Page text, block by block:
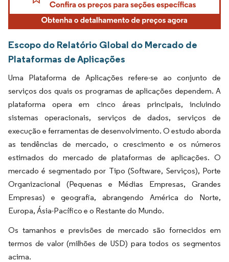
Escopo do Relatório Global do Mercado de
Plataformas de Aplicações
Uma Plataforma de Aplicações refere-se ao conjunto de
serviços dos quais os programas de aplicações dependem. A
plataforma opera em cinco áreas principais, incluindo
sistemas operacionais, serviços de dados, serviços de
execução e ferramentas de desenvolvimento. O estudo aborda
as tendências de mercado, o crescimento e os números
estimados do mercado de plataformas de aplicações. O
mercado é segmentado por Tipo (Software, Serviços), Porte
Organizacional (Pequenas e Médias Empresas, Grandes
Empresas) e geografia, abrangendo América do Norte,
Europa, Ásia-Pacífico e o Restante do Mundo.
Os tamanhos e previsões de mercado são fornecidos em
termos de valor (milhões de USD) para todos os segmentos
acima.